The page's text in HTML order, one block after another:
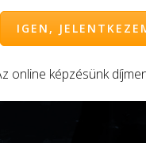
IGEN,
online képzésünk